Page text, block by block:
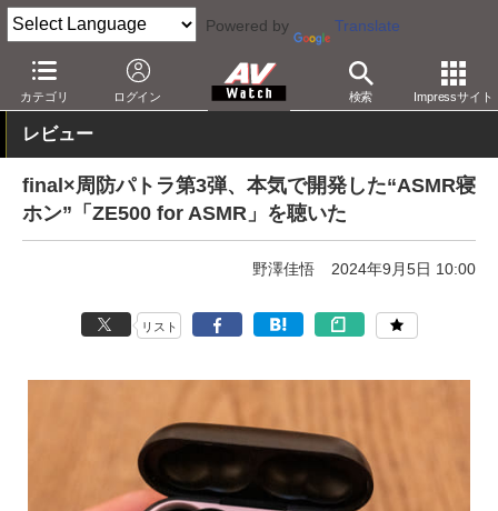
Powered by Translate
カテゴリ ログイン 検索 Impressサイト
AV Watch 製品 ヘッドフォン final
レビュー
final×周防パトラ第3弾、本気で開発した“ASMR寝
ホン”「ZE500 for ASMR」を聴いた
野澤佳悟 2024年9月5日 10:00
リスト